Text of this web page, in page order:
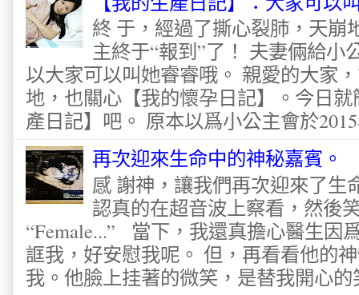
終 于，經過了撕心裂肺，天崩
主終于“報到”了！ 夫妻倆給小
以大家可以叫她睿睿哦。 親愛的大家
地，也關心【我的懷孕日記】。今日
產日記】吧。 原本以爲小公主會於
再次迎來生命中的神秘嘉賓。
感 謝神，讓我們再次迎來了生
認真的在超音波上察看，然後
“Female...” 當下，我還真擔心醫生因
誆我，好安慰我呢。 但，再看看他的
我。他臉上挂著的微笑，是替我開心的